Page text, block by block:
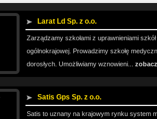
Larat Ld Sp. z o.o.
Zarządzamy szkołami z uprawnieniami
ogólnokrajowej. Prowadzimy szkołę
dorosłych. Umożliwiamy wznowieni...
Satis Gps Sp. z o.o.
Satis to uznany na krajowym rynku system